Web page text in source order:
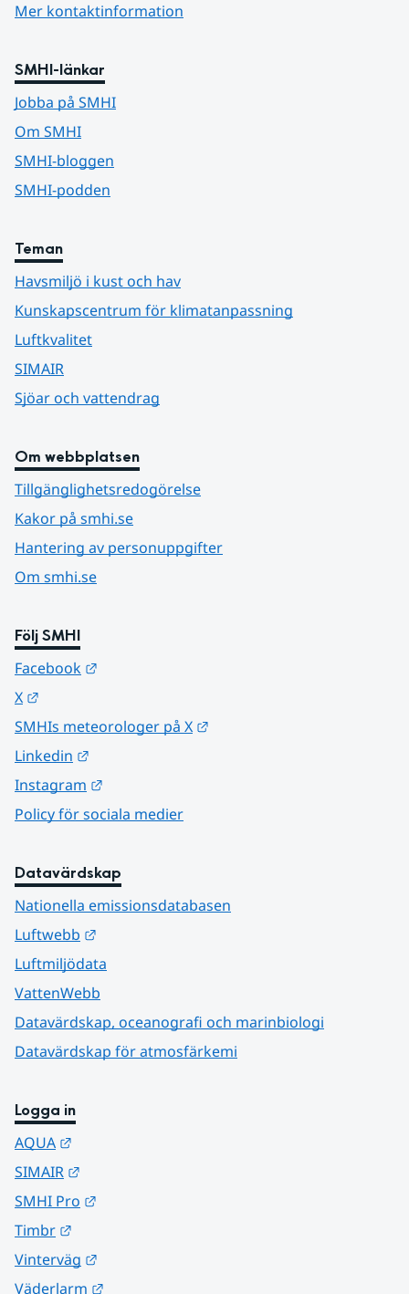
Mer kontaktinformation
SMHI-länkar
Jobba på SMHI
Om SMHI
SMHI-bloggen
SMHI-podden
Teman
Havsmiljö i kust och hav
Kunskapscentrum för klimatanpassning
Luftkvalitet
SIMAIR
Sjöar och vattendrag
Om webbplatsen
Tillgänglighetsredogörelse
Kakor på smhi.se
Hantering av personuppgifter
Om smhi.se
Följ SMHI
Facebook
X
SMHIs meteorologer på X
Linkedin
Instagram
Policy för sociala medier
Datavärdskap
Nationella emissionsdatabasen
Luftwebb
Luftmiljödata
VattenWebb
Datavärdskap, oceanografi och marinbiologi
Datavärdskap för atmosfärkemi
Logga in
AQUA
SIMAIR
SMHI Pro
Timbr
Vinterväg
Väderlarm